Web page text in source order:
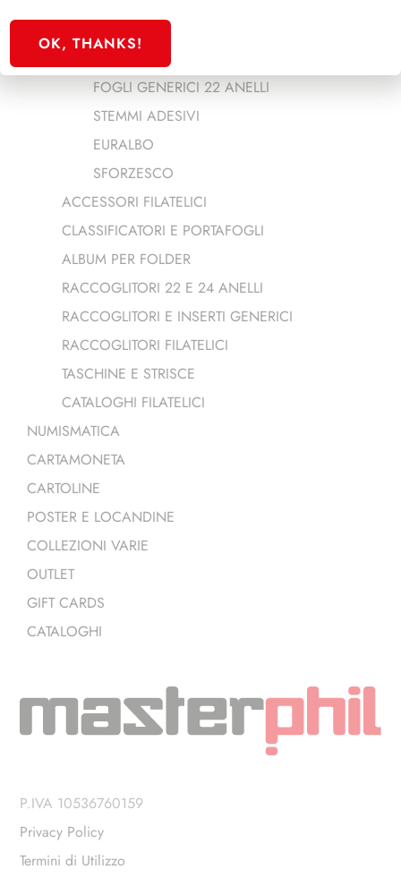
SAN MARINO
VATICANO
FOGLI GENERICI 22 ANELLI
STEMMI ADESIVI
EURALBO
SFORZESCO
ACCESSORI FILATELICI
CLASSIFICATORI E PORTAFOGLI
ALBUM PER FOLDER
RACCOGLITORI 22 E 24 ANELLI
RACCOGLITORI E INSERTI GENERICI
RACCOGLITORI FILATELICI
TASCHINE E STRISCE
CATALOGHI FILATELICI
NUMISMATICA
CARTAMONETA
CARTOLINE
POSTER E LOCANDINE
COLLEZIONI VARIE
OUTLET
GIFT CARDS
CATALOGHI
P.IVA 10536760159
Privacy Policy
Termini di Utilizzo
OK, THANKS!